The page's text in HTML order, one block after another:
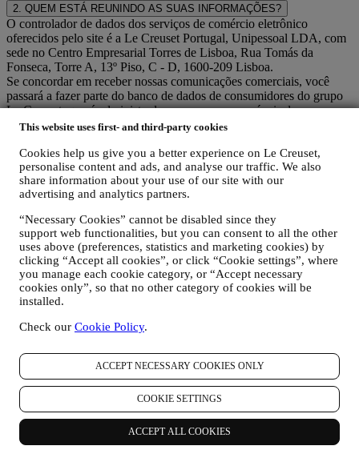
This website uses first- and third-party cookies
Cookies help us give you a better experience on Le Creuset,
personalise content and ads, and analyse our traffic. We also
share information about your use of our site with our
advertising and analytics partners.
“Necessary Cookies” cannot be disabled since they
support web functionalities, but you can consent to all the other
uses above (preferences, statistics and marketing cookies) by
clicking “Accept all cookies”, or click “Cookie settings”, where
you manage each cookie category, or “Accept necessary
cookies only”, so that no other category of cookies will be
installed.
Check our Cookie Policy.
ACCEPT NECESSARY COOKIES ONLY
COOKIE SETTINGS
ACCEPT ALL COOKIES
2. QUEM ESTÁ REUNINDO AS SUAS INFORMAÇÕES?
O controlador de dados dos serviços de comércio eletrônico
oferecidos pelo site é a Le Creuset Portugal, Unipessoal LDA, com
sede no Centro Empresarial Torres de Lisboa, Rua Tomás da
Fonseca, Torre A, 13º Piso, C - D, 1600-209 Lisboa.
Se concordar em receber nossas comunicações comerciais, você
passará a fazer parte do banco de dados de consumidores do grupo
Le Creuset, que é administrado, como corresponsáveis do
tratamento de dados, pela Le Creuset Portugal e pelo Le Creuset
(cujo representante designado na EU é a Le Creuset SL, NIF
B62153630, com sede em Paseo de Gracia 9, 2º, 08007 Barcelona,
Espanha), com base num acordo de corresponsabilidade pelo
tratamento de dados, que essencialmente confere
de marketing e experiência de cliente personalizada;
(b) às entidades Le Creuset locais o benefício e a implementação
dessa estratégia, assim como o desenvolvimento independente de
comunicações/iniciativas de marketing a nível local (dentro de um
país específico);
(c) ambos os corresponsáveis pelo tratamento de dados terão de dar
pessoais.
Podemos processar os seus dados para os seguintes fins:
PARA AS NOSSAS OBRIGAÇÕES LEGAIS. Podemos ter
que processar alguns dados sobre si para cumprir nossas
obrigações legais e outras decorrentes de instruções recebidas
PARA CRIAR UMA CONTA LE CREUSET. Usaremos os